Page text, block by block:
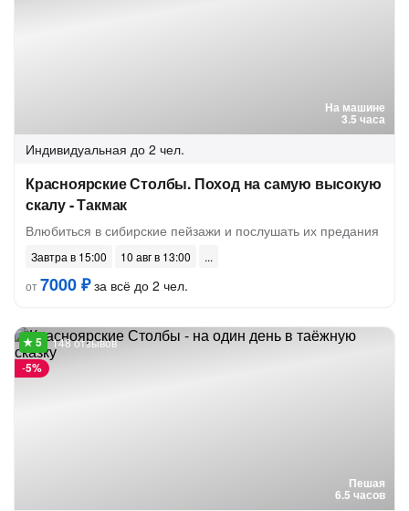
На машине
3.5 часа
Индивидуальная до 2 чел.
Красноярские Столбы. Поход на самую высокую
скалу - Такмак
Влюбиться в сибирские пейзажи и послушать их предания
Завтра в 15:00
10 авг в 13:00
от7000 ₽за всё до 2 чел.
Пешая
6.5 часов
-5%
148 отзывов